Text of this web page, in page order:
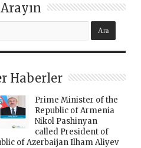
Haberler
Prime Minister of the
Republic of Armenia
Nikol Pashinyan
called President of
of Azerbaijan Ilham Aliyev